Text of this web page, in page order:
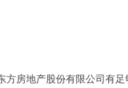
房地产股份有限公司有